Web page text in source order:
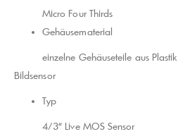
Micro Four Thirds
Gehäusematerial
einzelne Gehäuseteile aus Plastik
Bildsensor
Typ
4/3“ Live MOS Sensor